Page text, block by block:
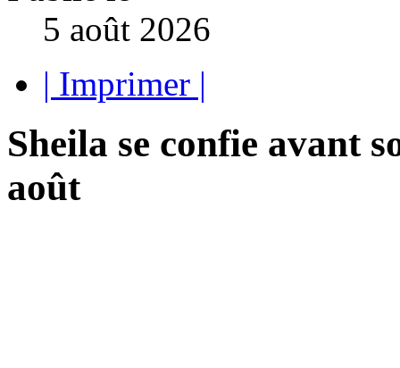
5 août 2026
| Imprimer |
Sheila se confie avant
août